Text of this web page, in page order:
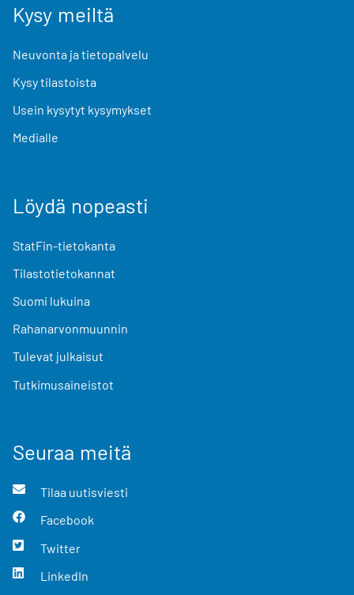
Kysy meiltä
Neuvonta ja tietopalvelu
Kysy tilastoista
Usein kysytyt kysymykset
Medialle
Löydä nopeasti
StatFin-tietokanta
Tilastotietokannat
Suomi lukuina
Rahanarvonmuunnin
Tulevat julkaisut
Tutkimusaineistot
Seuraa meitä
Tilaa uutisviesti
Facebook
Twitter
LinkedIn